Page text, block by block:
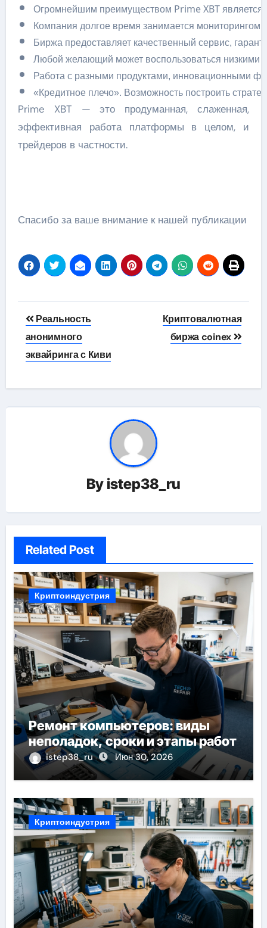
Огромнейшим преимуществом Prime XBT является
Компания долгое время занимается
Биржа предоставляет качественный сервис,
Любой желающий может воспользоваться низкими
Работа с разными продуктами, инновационными
«Кредитное плечо». Возможность построить
Prime XBT — это продуманная, слаженная,
эффективная работа платформы в целом, и
трейдеров в частности.
Спасибо за ваше внимание к нашей публикации
Навигация
по
записям
Реальность
анонимного
эквайринга с Киви
Криптовалютная
биржа coinex
By istep38_ru
Related Post
Криптоиндустрия
Ремонт компьютеров: виды
неполадок, сроки и этапы работ
istep38_ru Июн 30, 2026
Криптоиндустрия